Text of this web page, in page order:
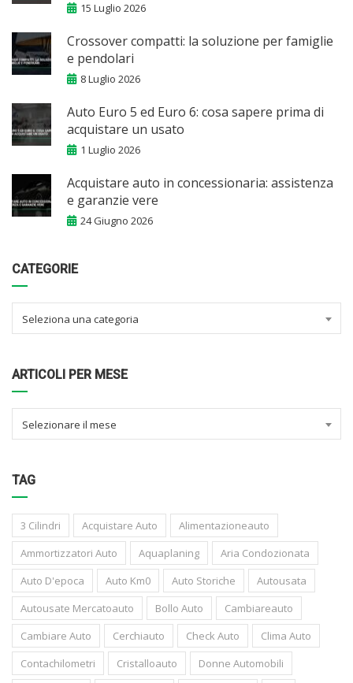
15 Luglio 2026
Crossover compatti: la soluzione per famiglie
e pendolari
8 Luglio 2026
Auto Euro 5 ed Euro 6: cosa sapere prima di
acquistare un usato
1 Luglio 2026
Acquistare auto in concessionaria: assistenza
e garanzie vere
24 Giugno 2026
CATEGORIE
Seleziona una categoria
ARTICOLI PER MESE
Selezionare il mese
TAG
3 Cilindri Acquistare Auto
Alimentazioneauto
Ammortizzatori Auto
Aquaplaning
Aria Condozionata
Auto D'epoca
Auto Km0 Auto Storiche
Autousata
Autousate Mercatoauto
Bollo Auto
Cambiareauto
Cambiare Auto
Cerchiauto Check Auto
Clima Auto
Contachilometri
Cristalloauto
Donne Automobili